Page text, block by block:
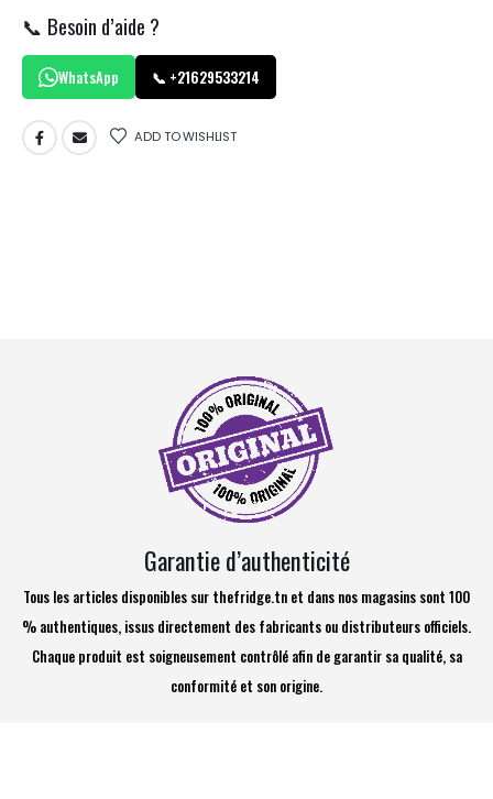
📞 Besoin d’aide ?
WhatsApp 📞 +21629533214
ADD TO WISHLIST
Garantie d’authenticité
Tous les articles disponibles sur thefridge.tn et dans nos magasins sont 100
% authentiques, issus directement des fabricants ou distributeurs officiels.
Chaque produit est soigneusement contrôlé afin de garantir sa qualité, sa
conformité et son origine.